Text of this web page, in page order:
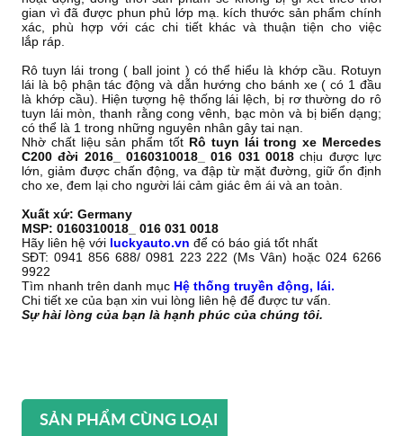
gian vì đã được phun phủ lớp mạ. kích thước sản phẩm chính
xác, phù hợp với các chi tiết khác và thuận tiện cho việc
lắp ráp.
Rô tuyn lái trong ( ball joint ) có thể hiểu là khớp cầu. Rotuyn
lái là bộ phận tác động và dẫn hướng cho bánh xe ( có 1 đầu
là khớp cầu). Hiện tượng hệ thống lái lệch, bị rơ thường do rô
tuyn lái mòn, thanh rằng cong vênh, bạc mòn và bị biến dạng;
có thể là 1 trong những nguyên nhân gây tai nạn.
Nhờ chất liệu sản phẩm tốt Rô tuyn lái trong xe Mercedes
C200 đời 2016_ 0160310018_ 016 031 0018 chịu được lực
lớn, giảm được chấn động, va đập từ mặt đường, giữ ổn định
cho xe, đem lại cho người lái cảm giác êm ái và an toàn.
Xuất xứ: Germany
MSP: 0160310018_ 016 031 0018
Hãy liên hệ với luckyauto.vn để có báo giá tốt nhất
SĐT: 0941 856 688/ 0981 223 222 (Ms Vân) hoặc 024 6266
9922
Tìm nhanh trên danh mục Hệ thống truyền động, lái.
Chi tiết xe của bạn xin vui lòng liên hệ để được tư vấn.
Sự hài lòng của bạn là hạnh phúc của chúng tôi.
SẢN PHẨM CÙNG LOẠI